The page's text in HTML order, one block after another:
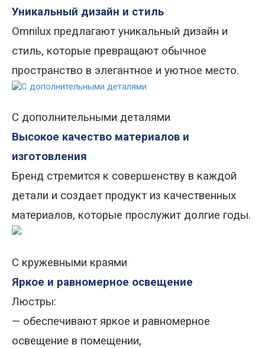
Уникальный дизайн и стиль
Omnilux предлагают уникальный дизайн и
стиль, которые превращают обычное
пространство в элегантное и уютное место.
С дополнительными деталями
Высокое качество материалов и
изготовления
Бренд стремится к совершенству в каждой
детали и создает продукт из качественных
материалов, которые прослужит долгие годы.
С кружевными краями
Яркое и равномерное освещение
Люстры:
— обеспечивают яркое и равномерное
освещение в помещении,